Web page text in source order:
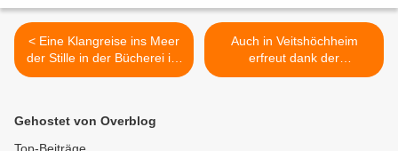
< Eine Klangreise ins Meer
der Stille in der Bücherei im
Bahnhof
Auch in Veitshöchheim
erfreut dank der
Kolpingsfamilie wieder ein
Gehostet von Overblog